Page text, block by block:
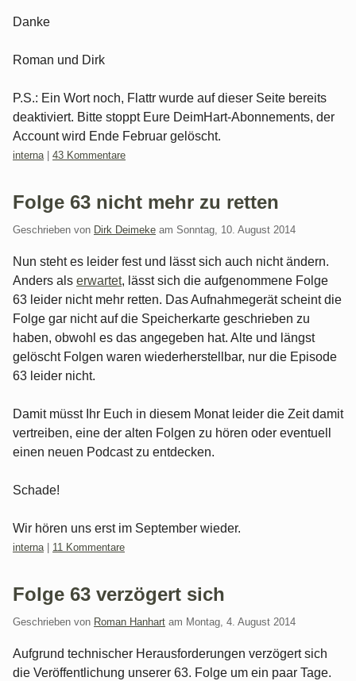
Danke
Roman und Dirk
P.S.: Ein Wort noch, Flattr wurde auf dieser Seite bereits
deaktiviert. Bitte stoppt Eure DeimHart-Abonnements, der
Account wird Ende Februar gelöscht.
Kategorien:
interna 43 Kommentare
Folge 63 nicht mehr zu retten
Geschrieben von Dirk Deimeke am Sonntag, 10. August 2014
Nun steht es leider fest und lässt sich auch nicht ändern.
Anders als erwartet, lässt sich die aufgenommene Folge
63 leider nicht mehr retten. Das Aufnahmegerät scheint die
Folge gar nicht auf die Speicherkarte geschrieben zu
haben, obwohl es das angegeben hat. Alte und längst
gelöscht Folgen waren wiederherstellbar, nur die Episode
63 leider nicht.
Damit müsst Ihr Euch in diesem Monat leider die Zeit damit
vertreiben, eine der alten Folgen zu hören oder eventuell
einen neuen Podcast zu entdecken.
Schade!
Wir hören uns erst im September wieder.
Kategorien:
interna 11 Kommentare
Folge 63 verzögert sich
Geschrieben von Roman Hanhart am Montag, 4. August 2014
Aufgrund technischer Herausforderungen verzögert sich
die Veröffentlichung unserer 63. Folge um ein paar Tage.